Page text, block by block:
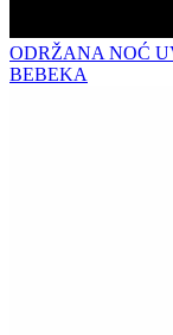
ODRŽANA NOĆ
BEBEKA